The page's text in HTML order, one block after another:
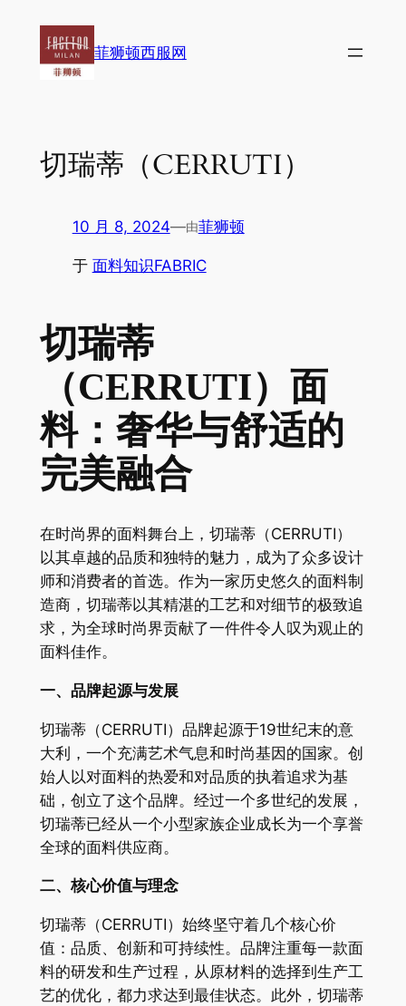
菲狮顿西服网
切瑞蒂（CERRUTI）
10 月 8, 2024—由菲狮顿
于 面料知识FABRIC
切瑞蒂
（CERRUTI）面
料：奢华与舒适的
完美融合
在时尚界的面料舞台上，切瑞蒂（CERRUTI）
以其卓越的品质和独特的魅力，成为了众多设计
师和消费者的首选。作为一家历史悠久的面料制
造商，切瑞蒂以其精湛的工艺和对细节的极致追
求，为全球时尚界贡献了一件件令人叹为观止的
面料佳作。
一、品牌起源与发展
切瑞蒂（CERRUTI）品牌起源于19世纪末的意
大利，一个充满艺术气息和时尚基因的国家。创
始人以对面料的热爱和对品质的执着追求为基
础，创立了这个品牌。经过一个多世纪的发展，
切瑞蒂已经从一个小型家族企业成长为一个享誉
全球的面料供应商。
二、核心价值与理念
切瑞蒂（CERRUTI）始终坚守着几个核心价
值：品质、创新和可持续性。品牌注重每一款面
料的研发和生产过程，从原材料的选择到生产工
艺的优化，都力求达到最佳状态。此外，切瑞蒂